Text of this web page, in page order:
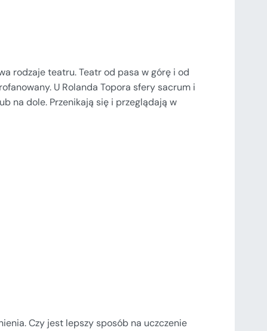
rodzaje teatru. Teatr od pasa w górę i od
U Rolanda Topora sfery sacrum i
na dole. Przenikają się i przeglądają w
Czy jest lepszy sposób na uczczenie